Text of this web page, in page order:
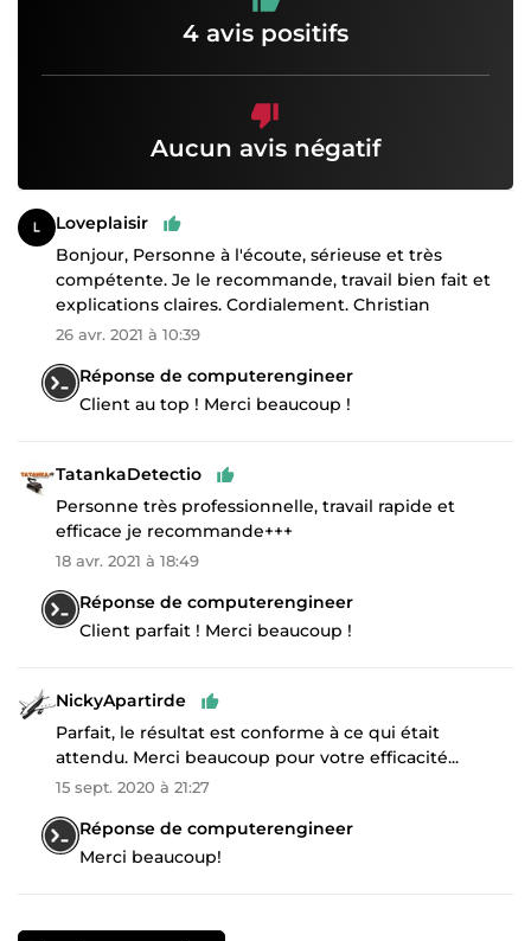
4 avis positifs
Aucun avis négatif
Loveplaisir
Bonjour, Personne à l'écoute, sérieuse et très
compétente. Je le recommande, travail bien fait et
explications claires. Cordialement. Christian
26 avr. 2021 à 10:39
Réponse de computerengineer
Client au top ! Merci beaucoup !
TatankaDetectio
Personne très professionnelle, travail rapide et
efficace je recommande+++
18 avr. 2021 à 18:49
Réponse de computerengineer
Client parfait ! Merci beaucoup !
NickyApartirde
Parfait, le résultat est conforme à ce qui était
attendu. Merci beaucoup pour votre efficacité...
15 sept. 2020 à 21:27
Réponse de computerengineer
Merci beaucoup!